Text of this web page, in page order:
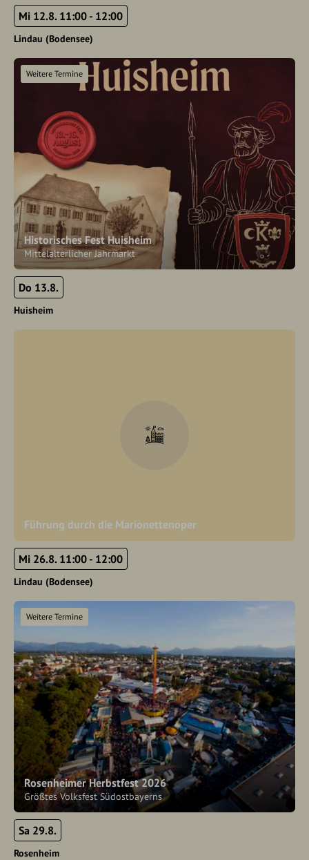
Mi 12.8. 11:00 - 12:00
Lindau (Bodensee)
Historisches Fest Huisheim
Mittelalterlicher Jahrmarkt
Weitere Termine
Do 13.8.
Huisheim
Führung durch die Marionettenoper
Mi 26.8. 11:00 - 12:00
Lindau (Bodensee)
Rosenheimer Herbstfest 2026
Größtes Volksfest Südostbayerns
Weitere Termine
Sa 29.8.
Rosenheim